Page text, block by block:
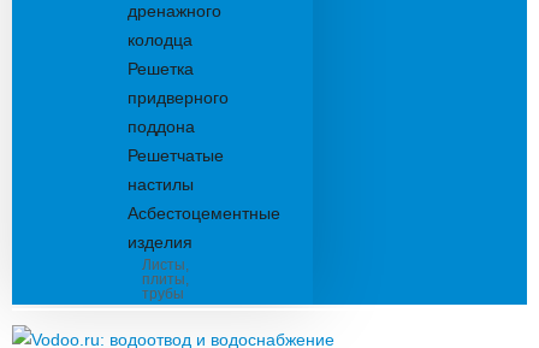
дренажного
колодца
Решетка
придверного
поддона
Решетчатые
настилы
Асбестоцементные
изделия
Листы,
плиты,
трубы